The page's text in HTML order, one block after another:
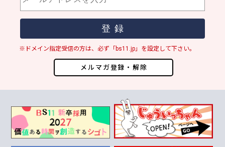
メルマガ登録・解除
※ドメイン指定受信の方は、必ず「bs11.jp」を設定して下さい。